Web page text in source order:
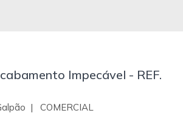
Impecável - REF.
| COMERCIAL